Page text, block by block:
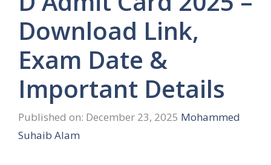
Download Link,
Exam Date &
Important Details
Published on: December 23, 2025 Mohammed
Suhaib Alam